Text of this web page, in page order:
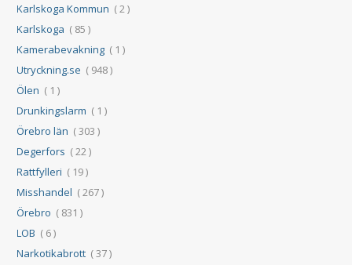
Karlskoga Kommun ( 2 )
Karlskoga ( 85 )
Kamerabevakning ( 1 )
Utryckning.se ( 948 )
Ölen ( 1 )
Drunkingslarm ( 1 )
Örebro län ( 303 )
Degerfors ( 22 )
Rattfylleri ( 19 )
Misshandel ( 267 )
Örebro ( 831 )
LOB ( 6 )
Narkotikabrott ( 37 )